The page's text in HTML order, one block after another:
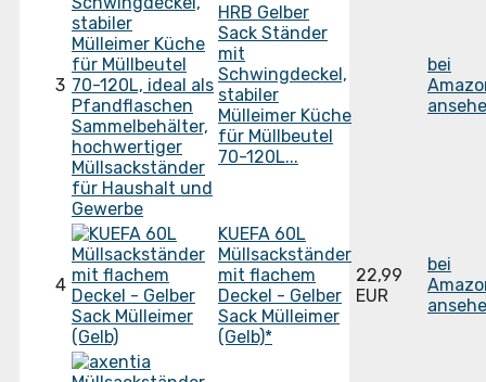
3
HRB Gelber
Sack Ständer
mit
Schwingdeckel,
stabiler
Mülleimer Küche
für Müllbeutel
70-120L...
bei
4
KUEFA 60L
Müllsackständer
mit flachem
Deckel - Gelber
Sack Mülleimer
(Gelb)*
22,99
EUR
bei